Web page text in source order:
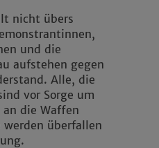
nicht übers
und die
aufstehen gegen
Alle, die
vor Sorge um
an die Waffen
werden überfallen